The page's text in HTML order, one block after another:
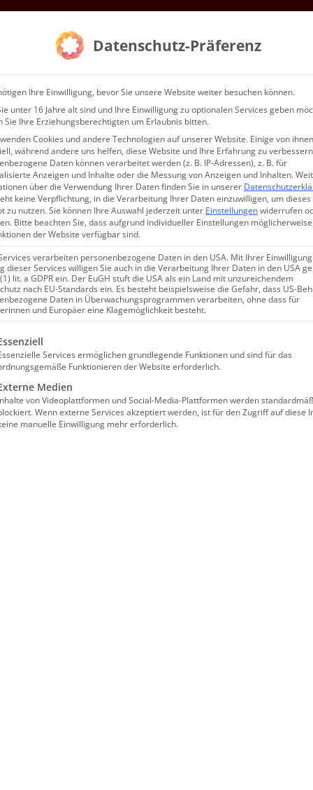
ist!
Datenschutz-Präferenz
Ihre Einwilligung, bevor Sie unsere Website weiter besuchen können.
unter 16 Jahre alt sind und Ihre Einwilligung zu optionalen Services geben
Sie Ihre Erziehungsberechtigten um Erlaubnis bitten.
Cookies und andere Technologien auf unserer Website. Einige von
während andere uns helfen, diese Website und Ihre Erfahrung zu
Daten können verarbeitet werden (z. B. IP-Adressen), z. B. für
Anzeigen und Inhalte oder die Messung von Anzeigen und Inhalten.
über die Verwendung Ihrer Daten finden Sie in unserer
keine Verpflichtung, in die Verarbeitung Ihrer Daten einzuwilligen, um dieses
zu nutzen.Sie können Ihre Auswahl jederzeit unter Einstellungenwiderrufen
Bitte beachten Sie, dass aufgrund individueller Einstellungen
der Website verfügbar sind.
verarbeiten personenbezogene Daten in den USA. Mit Ihrer
dieser Services willigen Sie auch in die Verarbeitung Ihrer Daten in den USA
lit. a GDPR ein. Der EuGH stuft die USA als ein Land mit unzureichendem
nach EU-Standards ein. Es besteht beispielsweise die Gefahr, dass US-
Daten in Überwachungsprogrammen verarbeiten, ohne dass für
und Europäer eine Klagemöglichkeit besteht.
eine Liste der Service-Gruppen, für die eine
Services ermöglichen grundlegende Funktionen und sind für das
Funktionieren der Website erforderlich.
Medien
von Videoplattformen und Social-Media-Plattformen werden
Wenn externe Services akzeptiert werden, ist für den Zugriff auf diese
manuelle Einwilligung mehr erforderlich.